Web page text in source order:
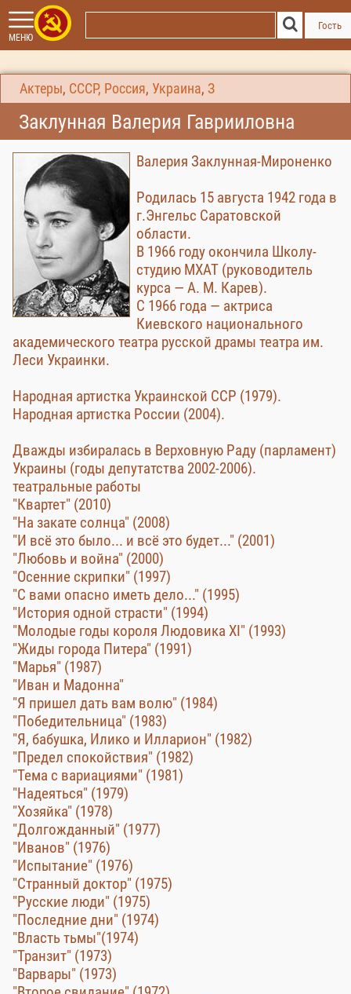
МЕНЮ
Гость
Актеры, СССР, Россия, Украина, З
Заклунная Валерия Гаврииловна
Валерия Заклунная-Мироненко
Родилась 15 августа 1942 года в
г.Энгельс Саратовской
области.
В 1966 году окончила Школу-
студию МХАТ (руководитель
курса — А. М. Карев).
С 1966 года — актриса
Киевского национального
академического театра русской драмы театра им.
Леси Украинки.
Народная артистка Украинской ССР (1979).
Народная артистка России (2004).
Дважды избиралась в Верховную Раду (парламент)
Украины (годы депутатства 2002-2006).
театральные работы
"Квартет" (2010)
"На закате солнца" (2008)
"И всё это было... и всё это будет..." (2001)
"Любовь и война" (2000)
"Осенние скрипки" (1997)
"С вами опасно иметь дело..." (1995)
"История одной страсти" (1994)
"Молодые годы короля Людовика XI" (1993)
"Жиды города Питера" (1991)
"Марья" (1987)
"Иван и Мадонна"
"Я пришел дать вам волю" (1984)
"Победительница" (1983)
"Я, бабушка, Илико и Илларион" (1982)
"Предел спокойствия" (1982)
"Тема с вариациями" (1981)
"Надеяться" (1979)
"Хозяйка" (1978)
"Долгожданный" (1977)
"Иванов" (1976)
"Испытание" (1976)
"Странный доктор" (1975)
"Русские люди" (1975)
"Последние дни" (1974)
"Власть тьмы"(1974)
"Транзит" (1973)
"Варвары" (1973)